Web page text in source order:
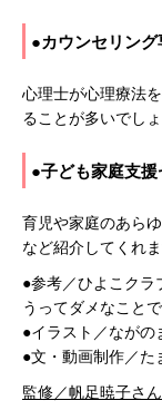
●カウンセリン
心理士が心理療法
ることが多いでしょ
●子ども家庭支
育児や家庭のあら
など紹介してくれま
●参考／ひよこク
うってダメなこと
●イラスト／ながの
●文・動画制作／た
監修／帆足暁子さん